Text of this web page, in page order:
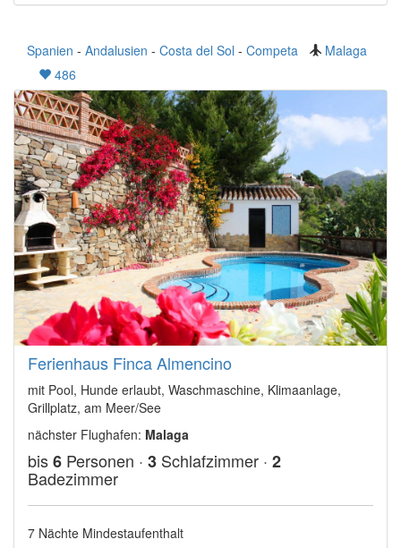
Spanien - Andalusien - Costa del Sol - Competa
Malaga
486
Ferienhaus Finca Almencino
mit Pool, Hunde erlaubt, Waschmaschine, Klimaanlage,
Grillplatz, am Meer/See
nächster Flughafen: Malaga
bis6 Personen · 3 Schlafzimmer · 2
Badezimmer
7 Nächte Mindestaufenthalt